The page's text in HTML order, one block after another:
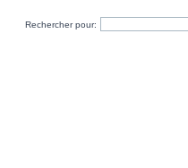
Rechercher pour: